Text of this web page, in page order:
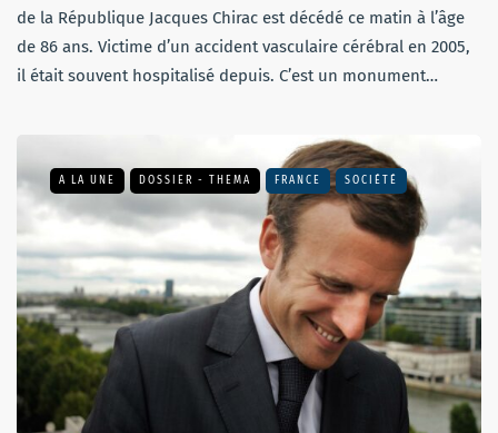
de la République Jacques Chirac est décédé ce matin à l’âge
de 86 ans. Victime d’un accident vasculaire cérébral en 2005,
il était souvent hospitalisé depuis. C’est un monument…
A LA UNE DOSSIER - THEMA FRANCE SOCIÉTÉ